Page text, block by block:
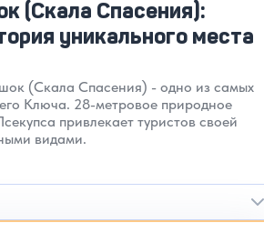
(Скала Спасения):
уникального места
(Скала Спасения) - одно из самых
Ключа. 28-метровое природное
привлекает туристов своей
видами.